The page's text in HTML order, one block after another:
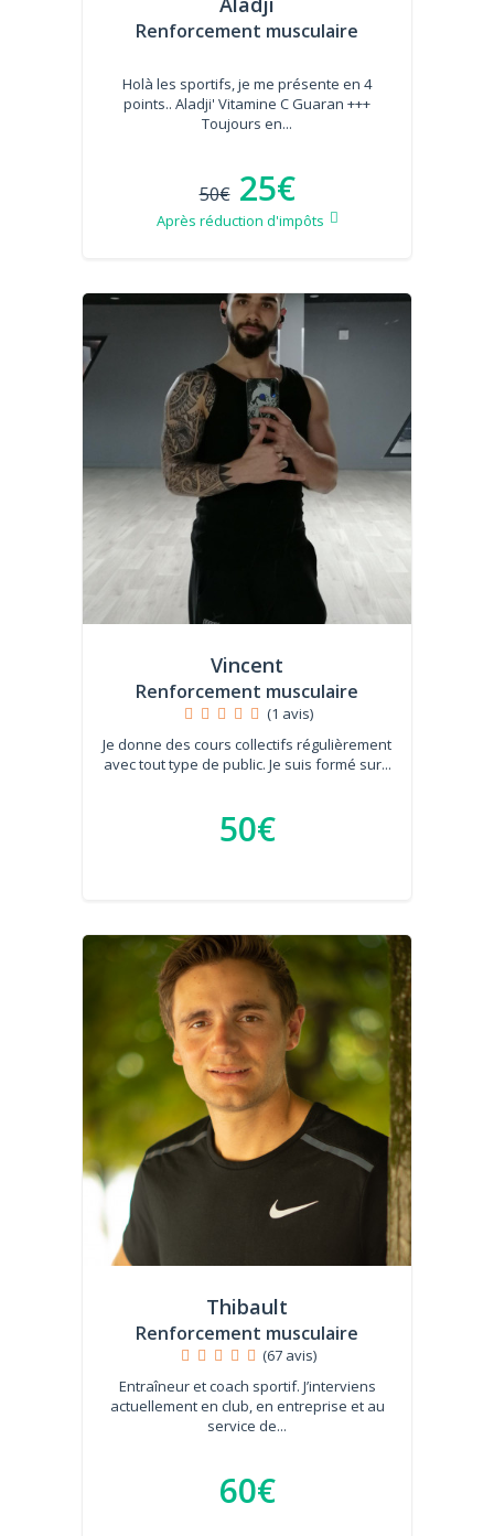
Renforcement musculaire
Holà les sportifs, je me présente en 4
points.. Aladji' Vitamine C Guaran +++
Toujours en...
50€ 25€
Après réduction d'impôts
Vincent
Renforcement musculaire
(1 avis)
Je donne des cours collectifs régulièrement
avec tout type de public. Je suis formé sur...
50€
Thibault
Renforcement musculaire
(67 avis)
Entraîneur et coach sportif. J’interviens
actuellement en club, en entreprise et au
service de...
60€